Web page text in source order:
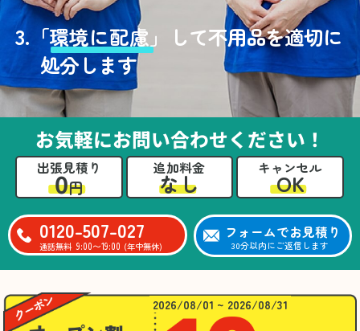
3. 「環境に配慮」
して不用品を適切に
処分します
お気軽にお問い合わせください！
出張見積り
0円
追加料金
なし
キャンセル
OK
0120-507-027
通話無料 9:00〜19:00 (年中無休)
フォームでお見積り
30分以内にご返信します
2026/08/01 ~ 2026/08/31